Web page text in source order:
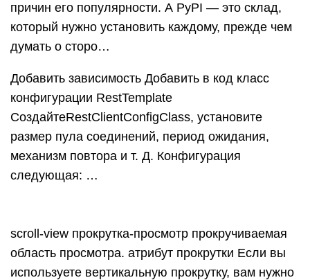
причин его популярности. А PyPI — это склад,
который нужно установить каждому, прежде чем
думать о сторо…
Добавить зависимость Добавить в код класс
конфигурации RestTemplate
СоздайтеRestClientConfigClass, установите
размер пула соединений, период ожидания,
механизм повтора и т. Д. Конфигурация
следующая: …
scroll-view прокрутка-просмотр прокручиваемая
область просмотра. атрибут прокрутки Если вы
используете вертикальную прокрутку, вам нужно